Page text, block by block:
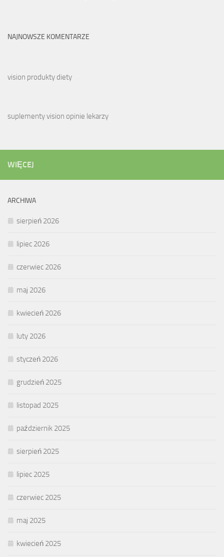
NAJNOWSZE KOMENTARZE
vision produkty diety
suplementy vision opinie lekarzy
WIĘCEJ
ARCHIWA
sierpień 2026
lipiec 2026
czerwiec 2026
maj 2026
kwiecień 2026
luty 2026
styczeń 2026
grudzień 2025
listopad 2025
październik 2025
sierpień 2025
lipiec 2025
czerwiec 2025
maj 2025
kwiecień 2025